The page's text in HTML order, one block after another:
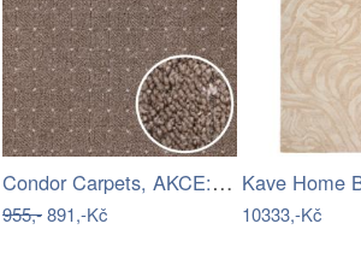
Condor Carpets, AKCE: 50x230 cm Kusový…
955,-891,-Kč 10333,-Kč